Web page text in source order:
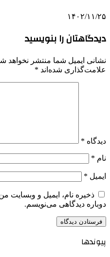
۱۴۰۲/۱۱/۲۵
دیدگاهتان را بنویسید
نشانی ایمیل شما منتشر نخواهد
علامت‌گذاری شده‌اند *
دیدگاه *
نام *
ایمیل *
ذخیره نام، ایمیل و وبسایت
دوباره دیدگاهی می‌نویسم.
پیوندها